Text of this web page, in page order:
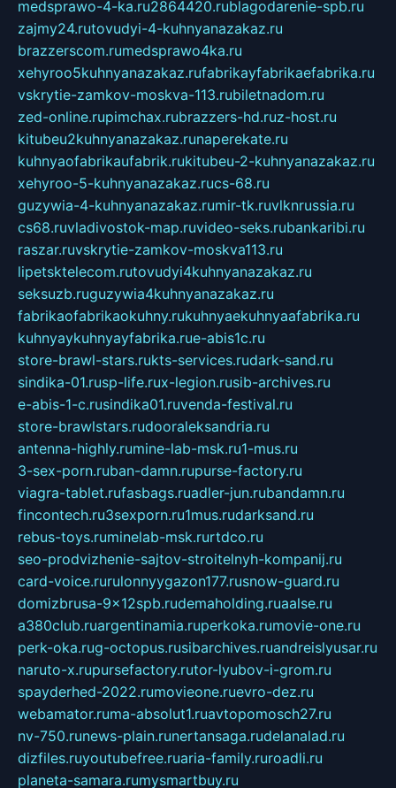
medsprawo-4-ka.ru2864420.rublagodarenie-spb.ru
zajmy24.rutovudyi-4-kuhnyanazakaz.ru
brazzerscom.rumedsprawo4ka.ru
xehyroo5kuhnyanazakaz.rufabrikayfabrikaefabrika.ru
vskrytie-zamkov-moskva-113.rubiletnadom.ru
zed-online.rupimchax.rubrazzers-hd.ruz-host.ru
kitubeu2kuhnyanazakaz.runaperekate.ru
kuhnyaofabrikaufabrik.rukitubeu-2-kuhnyanazakaz.ru
xehyroo-5-kuhnyanazakaz.rucs-68.ru
guzywia-4-kuhnyanazakaz.rumir-tk.ruvlknrussia.ru
cs68.ruvladivostok-map.ruvideo-seks.rubankaribi.ru
raszar.ruvskrytie-zamkov-moskva113.ru
lipetsktelecom.rutovudyi4kuhnyanazakaz.ru
seksuzb.ruguzywia4kuhnyanazakaz.ru
fabrikaofabrikaokuhny.rukuhnyaekuhnyaafabrika.ru
kuhnyaykuhnyayfabrika.rue-abis1c.ru
store-brawl-stars.rukts-services.rudark-sand.ru
sindika-01.rusp-life.rux-legion.rusib-archives.ru
e-abis-1-c.rusindika01.ruvenda-festival.ru
store-brawlstars.rudooraleksandria.ru
antenna-highly.rumine-lab-msk.ru1-mus.ru
3-sex-porn.ruban-damn.rupurse-factory.ru
viagra-tablet.rufasbags.ruadler-jun.rubandamn.ru
fincontech.ru3sexporn.ru1mus.rudarksand.ru
rebus-toys.ruminelab-msk.rurtdco.ru
seo-prodvizhenie-sajtov-stroitelnyh-kompanij.ru
card-voice.rurulonnyygazon177.rusnow-guard.ru
domizbrusa-9x12spb.rudemaholding.ruaalse.ru
a380club.ruargentinamia.ruperkoka.rumovie-one.ru
perk-oka.rug-octopus.rusibarchives.ruandreislyusar.ru
naruto-x.rupursefactory.rutor-lyubov-i-grom.ru
spayderhed-2022.rumovieone.ruevro-dez.ru
webamator.ruma-absolut1.ruavtopomosch27.ru
nv-750.runews-plain.runertansaga.rudelanalad.ru
dizfiles.ruyoutubefree.ruaria-family.ruroadli.ru
planeta-samara.rumysmartbuy.ru